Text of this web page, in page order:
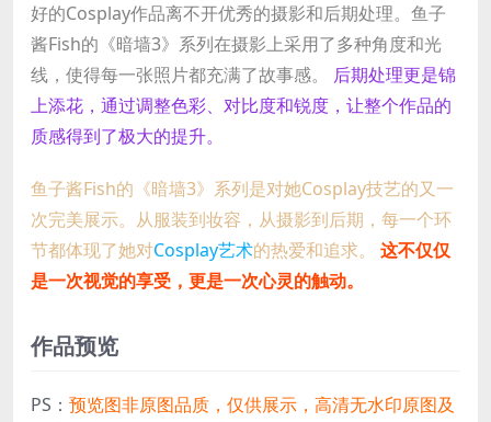
好的Cosplay作品离不开优秀的摄影和后期处理。鱼子
酱Fish的《暗墙3》系列在摄影上采用了多种角度和光
线，使得每一张照片都充满了故事感。
后期处理更是锦
上添花，通过调整色彩、对比度和锐度，让整个作品的
质感得到了极大的提升。
鱼子酱Fish的《暗墙3》系列是对她Cosplay技艺的又一
次完美展示。从服装到妆容，从摄影到后期，每一个环
节都体现了她对Cosplay艺术的热爱和追求。
这不仅仅
是一次视觉的享受，更是一次心灵的触动。
作品预览
PS： 预览图非原图品质，仅供展示，高清无水印原图及